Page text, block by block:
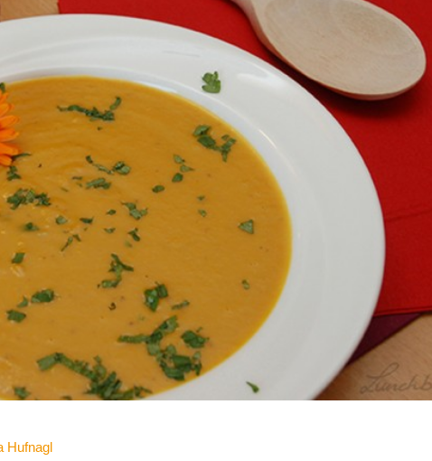
Hufnagl